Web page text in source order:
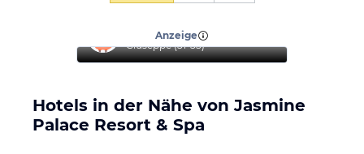
Anzeige
”
Giuseppe (51-55)
Hotels in der Nähe von Jasmine
Palace Resort & Spa